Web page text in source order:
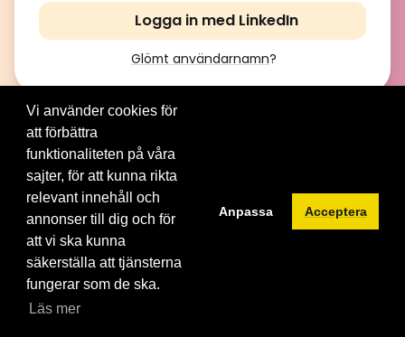
Logga in med LinkedIn
Glömt användarnamn?
© 2012-2026 Brainville AB. All Rights Reserved. |
tjänsten|Privacy policy
Byt språk:
Vi använder cookies för
att förbättra
funktionaliteten på våra
sajter, för att kunna rikta
relevant innehåll och
annonser till dig och för
att vi ska kunna
säkerställa att tjänsterna
fungerar som de ska.
Läs mer
Anpassa Acceptera